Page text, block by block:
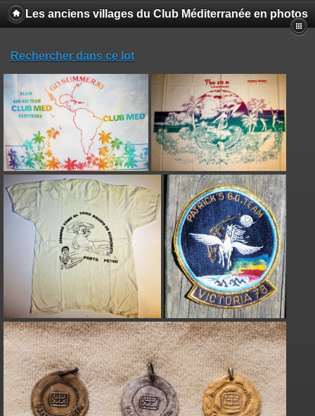
Les anciens villages du Club Méditerranée en photos
Rechercher dans ce lot